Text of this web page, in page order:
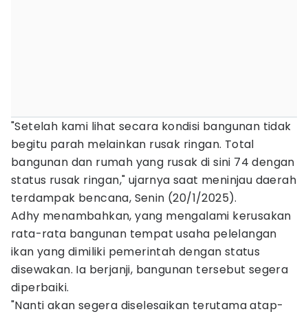
"Setelah kami lihat secara kondisi bangunan tidak
begitu parah melainkan rusak ringan. Total
bangunan dan rumah yang rusak di sini 74 dengan
status rusak ringan," ujarnya saat meninjau daerah
terdampak bencana, Senin (20/1/2025).
Adhy menambahkan, yang mengalami kerusakan
rata-rata bangunan tempat usaha pelelangan
ikan yang dimiliki pemerintah dengan status
disewakan. Ia berjanji, bangunan tersebut segera
diperbaiki.
"Nanti akan segera diselesaikan terutama atap-